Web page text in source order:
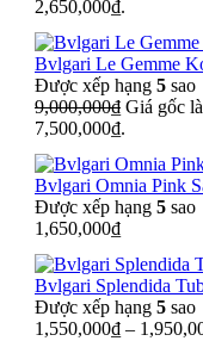
2,650,000₫.
Bvlgari Le Gemme
Được xếp hạng 5 sao
9,000,000₫ Giá gốc
7,500,000₫.
Bvlgari Omnia Pink
Được xếp hạng 5 sao
1,650,000₫
Bvlgari Splendida
Được xếp hạng 5 sao
1,550,000₫ –